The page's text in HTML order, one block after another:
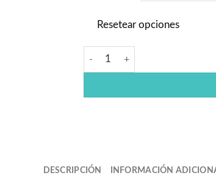
Resetear opciones
DESCRIPCIÓN INFORMACIÓN